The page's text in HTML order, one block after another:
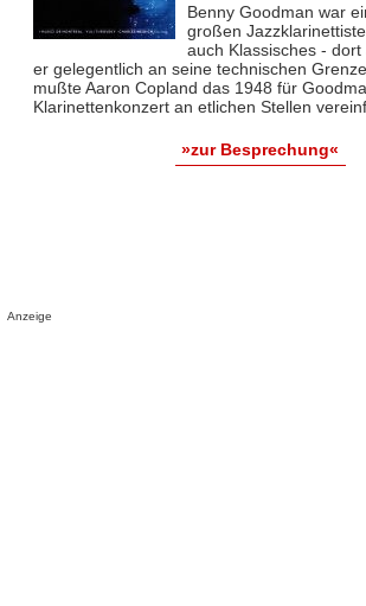
Benny Goodman war
großen
auch Klassisches -
er gelegentlich an seine technischen
mußte Aaron Copland das 1948 für
Klarinettenkonzert an etlichen Stellen
»zur Besprechung«
Anzeige